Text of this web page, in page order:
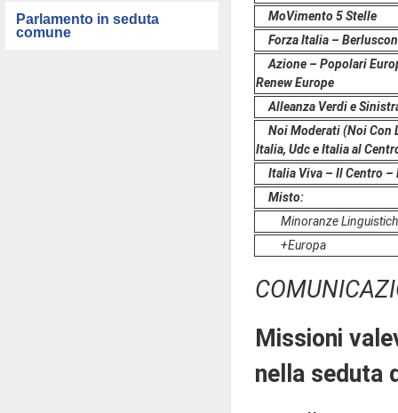
Parlamento in seduta
comune
MoVimento 5 Stelle
Forza Italia –
Azione – Popolari
Renew Europe
Alleanza Verdi e
Noi Moderati (Noi Con
Italia, Udc e Italia al
Italia Viva – Il Centro –
Misto:
Minoranze
+Europa
Missioni
nella seduta